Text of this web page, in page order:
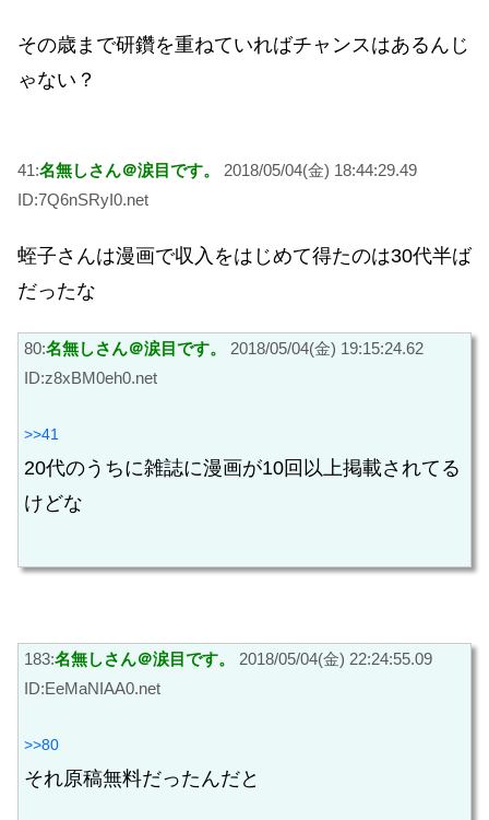
その歳まで研鑽を重ねていればチャンスはあるんじ
ゃない？
41:名無しさん＠涙目です。
2018/05/04(金) 18:44:29.49
ID:7Q6nSRyI0.net
蛭子さんは漫画で収入をはじめて得たのは30代半ば
だったな
80:名無しさん＠涙目です。
2018/05/04(金) 19:15:24.62
ID:z8xBM0eh0.net
>>41
20代のうちに雑誌に漫画が10回以上掲載されてる
けどな
183:名無しさん＠涙目です。
2018/05/04(金) 22:24:55.09
ID:EeMaNIAA0.net
>>80
それ原稿無料だったんだと